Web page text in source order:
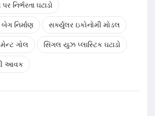
નિર્ભરતા ઘટાડો
નિર્માણ સર્ક્યુલર ઇકોનોમી મોડલ
ગોલ સિંગલ યુઝ પ્લાસ્ટિક ઘટાડો
આવક